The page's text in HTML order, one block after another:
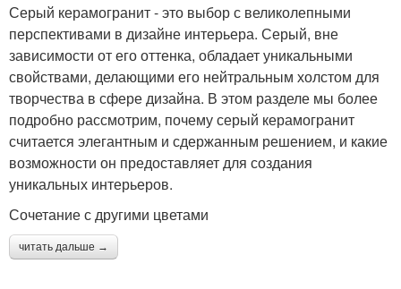
Серый керамогранит - это выбор с великолепными
перспективами в дизайне интерьера. Серый, вне
зависимости от его оттенка, обладает уникальными
свойствами, делающими его нейтральным холстом для
творчества в сфере дизайна. В этом разделе мы более
подробно рассмотрим, почему серый керамогранит
считается элегантным и сдержанным решением, и какие
возможности он предоставляет для создания
уникальных интерьеров.
Сочетание с другими цветами
читать дальше →